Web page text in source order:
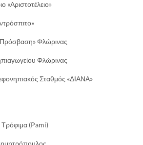
«Αριστοτέλειο»
Φλώρινας
Φλώρινας
Σταθμός «ΔΙΑΝΑ»
(Pami)